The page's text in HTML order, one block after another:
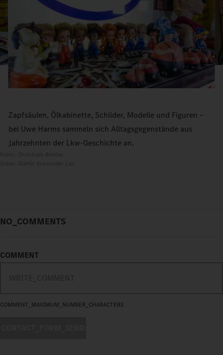
Zapfsäulen, Ölkabinette, Schilder, Modelle und Figuren –
bei Uwe Harms sammeln sich Alltagsgegenstände aus
Jahrzehnten der Lkw-Geschichte an.
NO_COMMENTS
COMMENT
COMMENT_MAXIMUM_NUMBER_CHARACTERS